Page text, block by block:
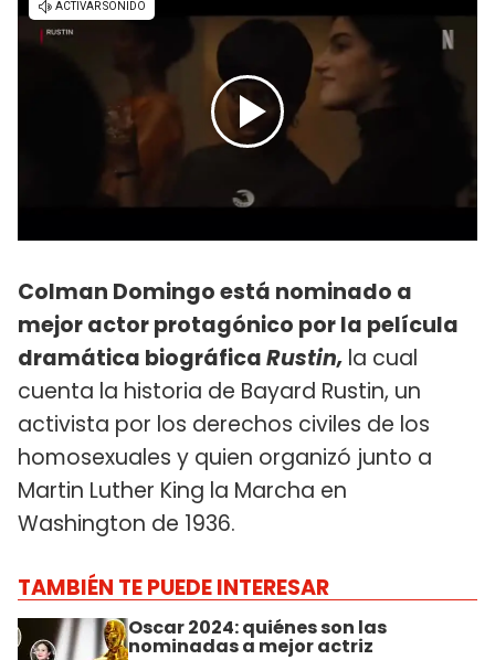
Colman Domingo está nominado a
mejor actor protagónico por la película
dramática biográficaRustin, la cual
cuenta la historia de Bayard Rustin, un
activista por los derechos civiles de los
homosexuales y quien organizó junto a
Martin Luther King la Marcha en
Washington de 1936.
TAMBIÉN TE PUEDE INTERESAR
Oscar 2024: quiénes son las
nominadas a mejor actriz